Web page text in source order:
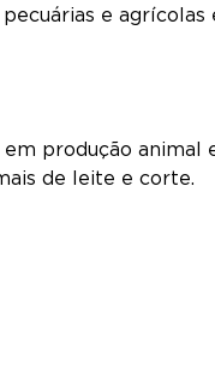
e agrícolas
produção animal
de leite e corte.